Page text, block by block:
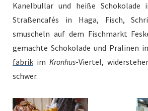
Kanel­bullar und heiße Schoko­lade
Straßen­cafés in Haga, Fisch,
smuscheln auf dem Fis­chmarkt
gemachte Schoko­lade und Pra­li­nen
fab­rik im Kro­n­hus-Vier­tel,
schwer.